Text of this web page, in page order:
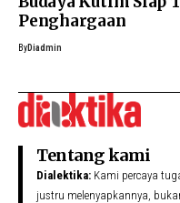
Penghargaan
ByDiadmin
Tentang kami
Dialektika: Kami percaya
justru melenyapkannya,